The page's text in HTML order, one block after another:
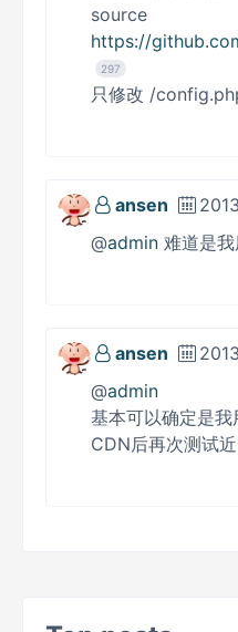
source
https://
297
只修改 /
ansen
@admin 难道是
ansen
@admin
基本可以确定是
CDN后再次测试